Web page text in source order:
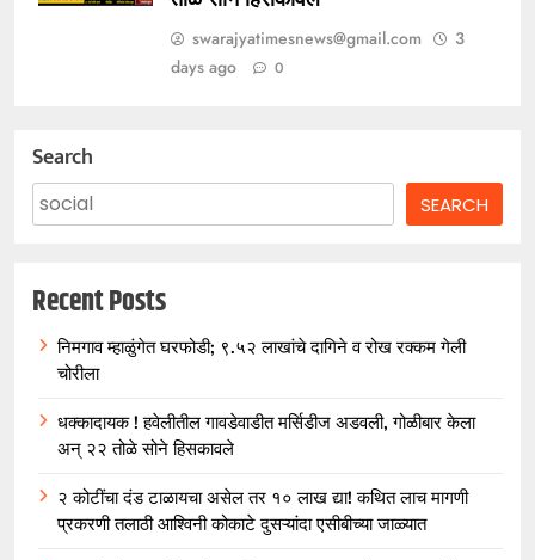
swarajyatimesnews@gmail.com
3
days ago
0
Search
SEARCH
Recent Posts
निमगाव म्हाळुंगेत घरफोडी; ९.५२ लाखांचे दागिने व रोख रक्कम गेली
चोरीला
धक्कादायक ! हवेलीतील गावडेवाडीत मर्सिडीज अडवली, गोळीबार केला
अन् २२ तोळे सोने हिसकावले
२ कोटींचा दंड टाळायचा असेल तर १० लाख द्या! कथित लाच मागणी
प्रकरणी तलाठी आश्विनी कोकाटे दुसऱ्यांदा एसीबीच्या जाळ्यात